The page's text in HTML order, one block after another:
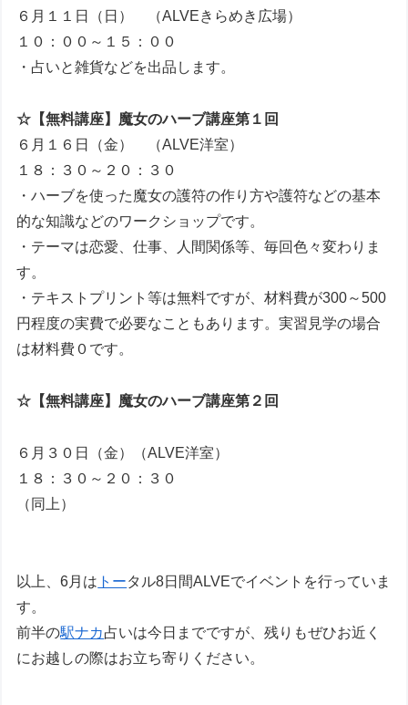
６月１１日（日） （ALVEきらめき広場）
１０：００～１５：００
・占いと雑貨などを出品します。
☆【無料講座】魔女のハーブ講座第１回
６月１６日（金） （ALVE洋室）
１８：３０～２０：３０
・ハーブを使った魔女の護符の作り方や護符などの基本
的な知識などのワークショップです。
・テーマは恋愛、仕事、人間関係等、毎回色々変わりま
す。
・テキストプリント等は無料ですが、材料費が300～500
円程度の実費で必要なこともあります。実習見学の場合
は材料費０です。
☆【無料講座】魔女のハーブ講座第２回
６月３０日（金）（ALVE洋室）
１８：３０～２０：３０
（同上）
以上、6月は トータル8日間ALVEでイベントを行っていま
す。
前半の駅ナカ占いは今日までですが、残りもぜひお近く
にお越しの際はお立ち寄りください。